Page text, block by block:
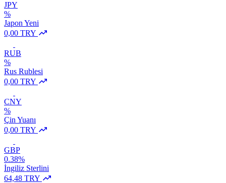
JPY
%
Japon Yeni
0,00 TRY
RUB
%
Rus Rublesi
0,00 TRY
CNY
%
Çin Yuanı
0,00 TRY
GBP
0.38%
İngiliz Sterlini
64,48 TRY